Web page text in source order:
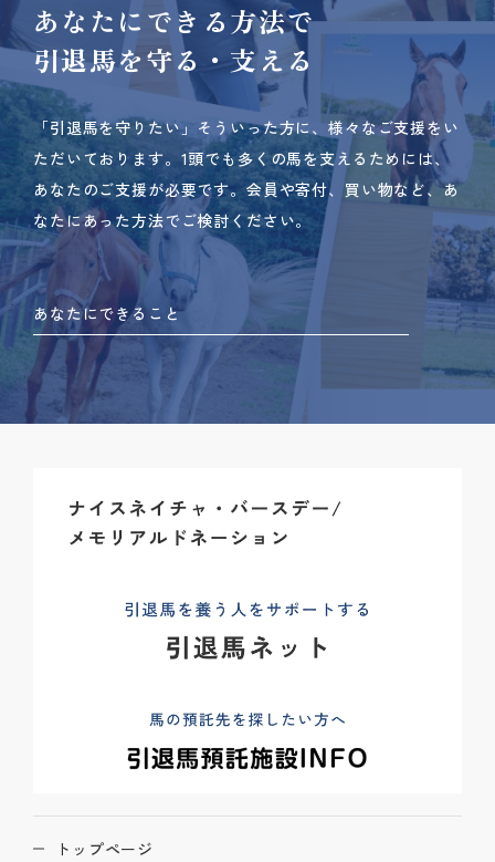
あなたにできる方法で
引退馬を守る・支える
「引退馬を守りたい」そういった方に、様々なご支援をい
ただいております。 1頭でも多くの馬を支えるためには、
あなたのご支援が必要です。 会員や寄付、買い物など、あ
なたにあった方法でご検討ください。
あなたにできること
トップページ